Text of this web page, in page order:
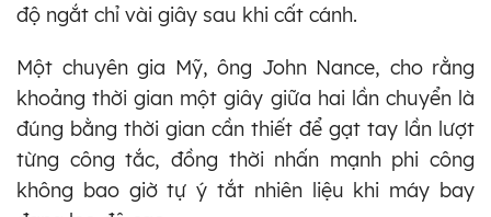
độ ngắt chỉ vài giây sau khi cất cánh.
Một chuyên gia Mỹ, ông John Nance, cho rằng
khoảng thời gian một giây giữa hai lần chuyển là
đúng bằng thời gian cần thiết để gạt tay lần lượt
từng công tắc, đồng thời nhấn mạnh phi công
không bao giờ tự ý tắt nhiên liệu khi máy bay